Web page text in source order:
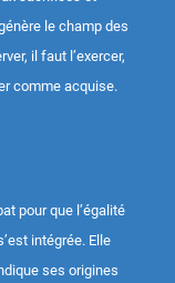
le champ des
il faut l’exercer,
comme acquise.
pour que l’égalité
intégrée. Elle
ses origines